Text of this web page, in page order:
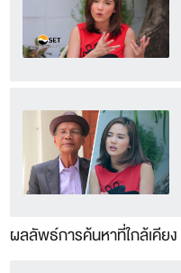
ผลลัพธ์การค้นหาที่ใกล้เคียง